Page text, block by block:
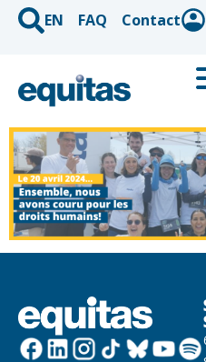
EN FAQ Contact